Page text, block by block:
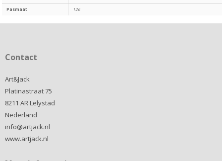
Pasmaat 126
Contact
Art&Jack
Platinastraat 75
8211 AR Lelystad
Nederland
info@artjack.nl
www.artjack.nl